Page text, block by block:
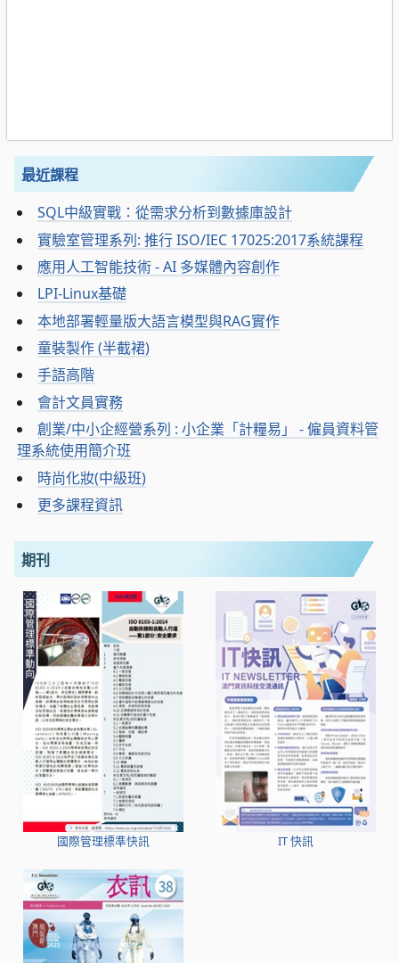
最近課程
SQL中級實戰：從需求分析到數據庫設計
實驗室管理系列: 推行 ISO/IEC 17025:2017系統課程
應用人工智能技術 - AI 多媒體內容創作
LPI-Linux基礎
本地部署輕量版大語言模型與RAG實作
童裝製作 (半截裙)
手語高階
會計文員實務
創業/中小企經營系列 : 小企業「計糧易」 - 僱員資料管
理系統使用簡介班
時尚化妝(中級班)
更多課程資訊
期刊
國際管理標準快訊 IT 快訊